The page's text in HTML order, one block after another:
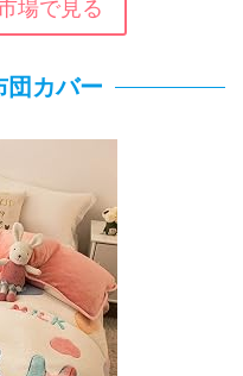
場で見る
団カバー